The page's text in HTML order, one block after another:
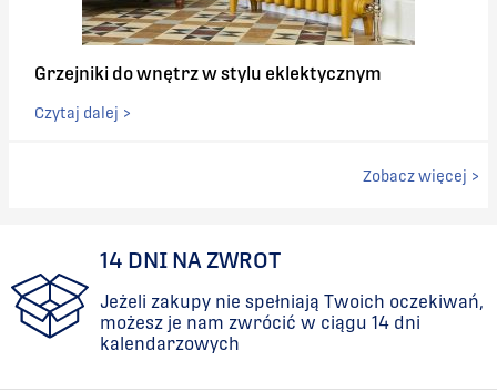
2694 560
2770
560
2998 560
3074
Grzejniki do wnętrz w stylu eklektycznym
Czytaj dalej >
Zobacz więcej >
14 DNI NA ZWROT
Jeżeli zakupy nie spełniają Twoich oczekiwań,
możesz je nam zwrócić w ciągu 14 dni
kalendarzowych